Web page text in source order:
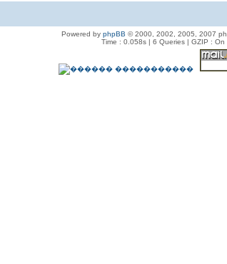
Powered by phpBB © 2000, 2002, 2005, 2007
Time : 0.058s | 6 Queries | GZIP : On